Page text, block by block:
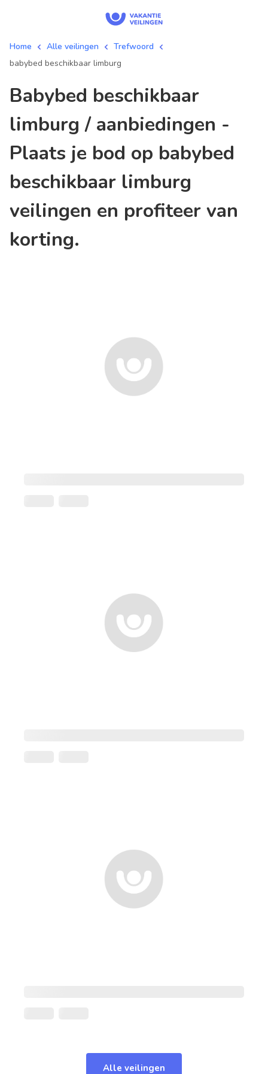
Home Alle veilingen
Trefwoord
babybed beschikbaar limburg
babybed beschikbaar
limburg / aanbiedingen -
Plaats je bod op babybed
beschikbaar limburg
veilingen en profiteer van
korting.
Alle veilingen